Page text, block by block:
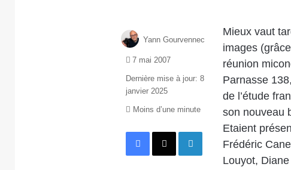
Mieux vaut
images
réunion
Parnasse
de l’étude
son nouveau
Etaient
Frédéric
Louyot,
Yann Gourvennec
7 mai 2007
Dernière mise à jour: 8
janvier 2025
Moins d’une minute
Facebook
X Linkedin